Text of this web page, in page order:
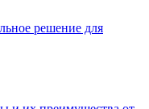
решение для